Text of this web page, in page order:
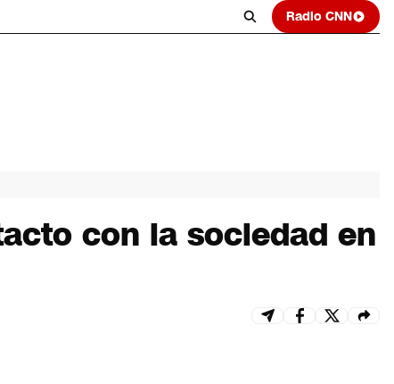
Radio CNN
con la sociedad en